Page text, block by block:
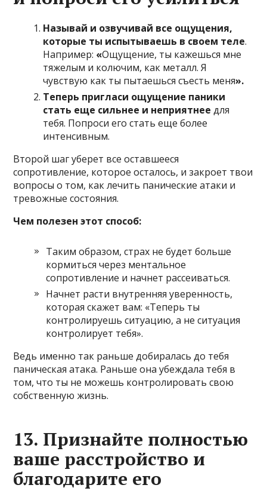
Называй и озвучивай все ощущения,
которые ты испытываешь в своем теле.
Например: «Ощущение, ты кажешься мне
тяжелым и колючим, как металл. Я
чувствую как ты пытаешься съесть меня».
Теперь пригласи ощущение паники
стать еще сильнее и неприятнее для
тебя. Попроси его стать еще более
интенсивным.
Второй шаг уберет все оставшееся
сопротивление, которое осталось, и закроет твои
вопросы о том, как лечить панические атаки и
тревожные состояния.
Чем полезен этот способ:
Таким образом, страх не будет больше
кормиться через ментальное
сопротивление и начнет рассеиваться.
Начнет расти внутренняя уверенность,
которая скажет вам: «Теперь ты
контролируешь ситуацию, а не ситуация
контролирует тебя».
Ведь именно так раньше добиралась до тебя
паническая атака. Раньше она убеждала тебя в
том, что ты не можешь контролировать свою
собственную жизнь.
13. Признайте полностью
ваше расстройство и
благодарите его